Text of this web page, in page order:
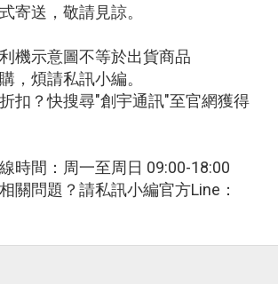
寄送，敬請見諒。
機示意圖不等於出貨商品
，煩請私訊小編。
扣？快搜尋"創宇通訊"至官網獲得
時間：周一至周日 09:00-18:00
關問題？請私訊小編官方Line：